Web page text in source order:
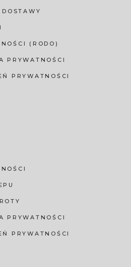
(RODO)
PRYWATNOŚCI
PRYWATNOŚCI
PRYWATNOŚCI
PRYWATNOŚCI